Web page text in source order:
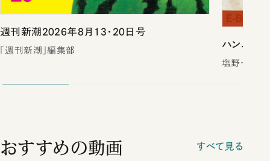
週刊新潮2026年8月13・20日号
「週刊新潮」編集部
ハンニバ
塩野七生／
おすすめの動画 すべて見る